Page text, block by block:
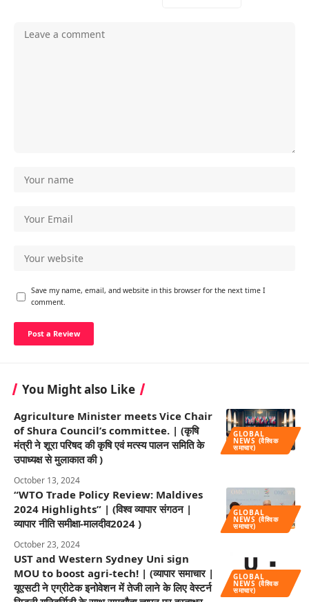
Save my name, email, and website in this browser for the next time I
comment.
You Might also Like
GLOBAL
NEWS (वैश्विक
समाचार)
Agriculture Minister meets Vice Chair
of Shura Council’s committee. | (कृषि
मंत्री ने शूरा परिषद की कृषि एवं मत्स्य पालन समिति के
उपाध्यक्ष से मुलाकात की )
October 13, 2024
GLOBAL
NEWS (वैश्विक
समाचार)
“WTO Trade Policy Review: Maldives
2024 Highlights” | (विश्व व्यापार संगठन |
व्यापार नीति समीक्षा-मालदीव2024 )
October 23, 2024
GLOBAL
NEWS (वैश्विक
समाचार)
UST and Western Sydney Uni sign
MOU to boost agri-tech! | (व्यापार समाचार |
यूएसटी ने एग्रीटेक इनोवेशन में तेजी लाने के लिए वेस्टर्न